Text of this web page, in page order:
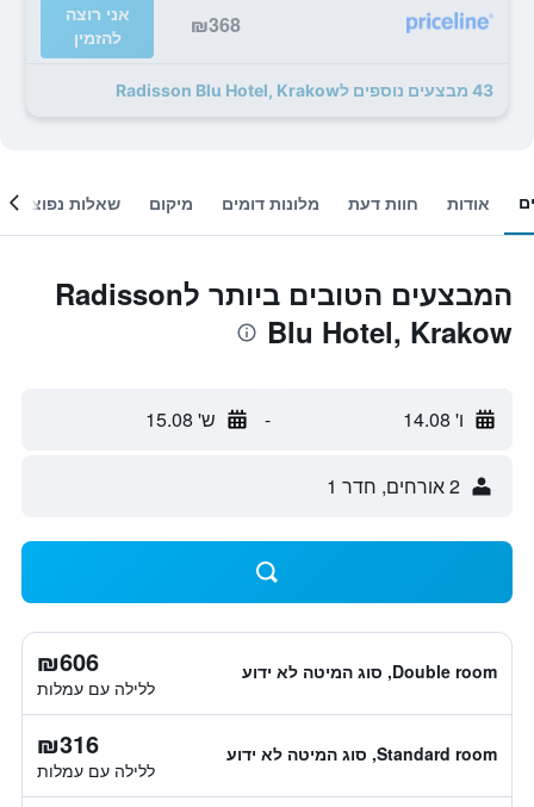
₪368
אני רוצה
להזמין
43 מבצעים נוספים לRadisson Blu Hotel, Krakow
אודות חוות דעת מלונות דומים מיקום שאלות נפוצות
המבצעים הטובים ביותר לRadisson
Blu Hotel, Krakow
ו' 14.08 - ש' 15.08
2 אורחים, חדר 1
Double room, סוג המיטה לא ידוע ₪606
ללילה עם עמלות
Standard room, סוג המיטה לא ידוע ₪316
ללילה עם עמלות